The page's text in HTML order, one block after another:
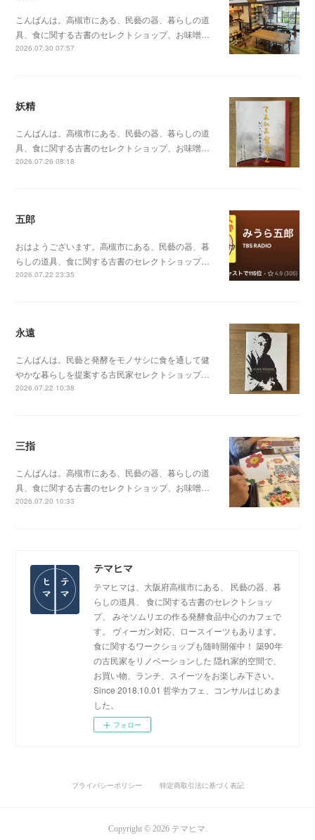
こんばんは。高槻市にある、民藝の器、暮らしの道
具、食に関する古書のセレクトショップ、お味噌…
2026.07.30 07:57
妖精
こんばんは。高槻市にある、民藝の器、暮らしの道
具、食に関する古書のセレクトショップ、お味噌…
2026.07.26 08:18
五郎
おはようございます。高槻市にある、民藝の器、暮
らしの道具、食に関する古書のセレクトショップ…
2026.07.22 23:35
永遠
こんばんは。民藝と発酵をモノサシに食を通して健
やかな暮らしを提案する古民家セレクトショップ…
2026.07.22 10:38
三指
こんばんは。高槻市にある、民藝の器、暮らしの道
具、食に関する古書のセレクトショップ、お味噌…
2026.07.20 10:33
テマヒマ
テマヒマは、大阪府高槻市にある、 民藝の器、暮
らしの道具、 食に関する古書のセレクトショッ
プ、 みそソムリエの作る発酵食品中心のカフェで
す。 ヴィーガン対応、ロースイーツもあります。
食に関するワークショップも随時開催中！ 築90年
の古民家をリノベーションした 隠れ家的空間で、
お買い物、ランチ、スイーツをお楽しみ下さい。
Since 2018.10.01 哲学カフェ、コンサルはじめま
した。
フォロー
プライバシーポリシー 特定商取引法に基づく表記
Copyright © 2026 テマヒマ.